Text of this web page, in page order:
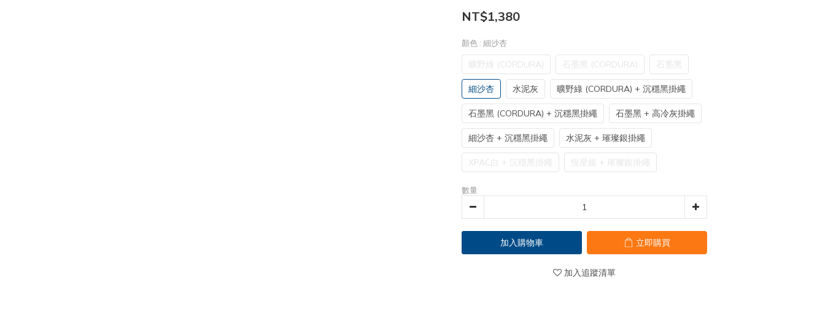
NT$1,380
顏色 : 細沙杏
曠野綠 (CORDURA) 石墨黑 (CORDURA) 石墨黑
細沙杏 水泥灰 曠野綠 (CORDURA) + 沉穩黑掛繩
石墨黑 (CORDURA) + 沉穩黑掛繩 石墨黑 + 高冷灰掛繩
細沙杏 + 沉穩黑掛繩 水泥灰 + 璀璨銀掛繩
XPAC白 + 沉穩黑掛繩 恆星銀 + 璀璨銀掛繩
數量
加入購物車 立即購買
加入追蹤清單